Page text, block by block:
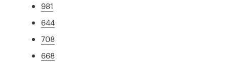
981
644
708
668